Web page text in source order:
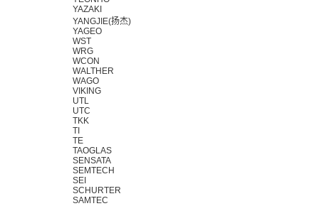
YAZAKI
YANGJIE(扬杰)
YAGEO
WST
WRG
WCON
WALTHER
WAGO
VIKING
UTL
UTC
TKK
TI
TE
TAOGLAS
SENSATA
SEMTECH
SEI
SCHURTER
SAMTEC